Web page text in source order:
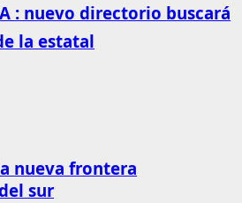
: nuevo directorio buscará
la estatal
nueva frontera
sur